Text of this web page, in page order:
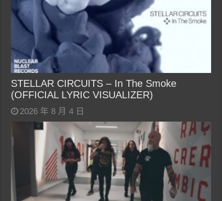
STELLAR CIRCUITS – In The Smoke
(OFFICIAL LYRIC VISUALIZER)
2026 年 8 月 4 日